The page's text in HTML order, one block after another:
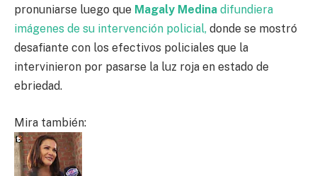
pronuniarse luego que Magaly Medina difundiera
imágenes de su intervención policial, donde se mostró
desafiante con los efectivos policiales que la
intervinieron por pasarse la luz roja en estado de
ebriedad.
Mira también: